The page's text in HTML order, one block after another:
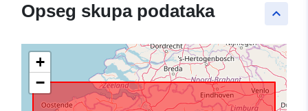
keyboard_arrow_up
Opseg skupa podataka
+
−